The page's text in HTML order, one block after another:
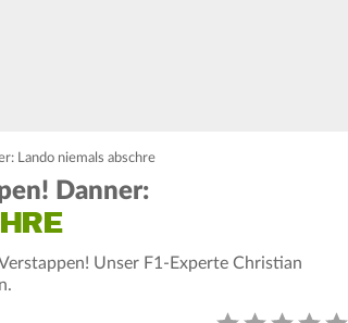
Lando niemals abschre
Danner:
Unser F1-Experte Christian